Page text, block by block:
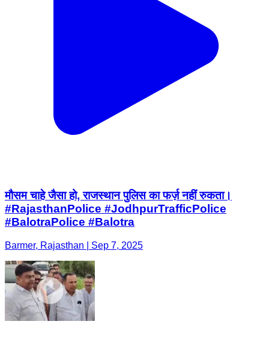
मौसम चाहे जैसा हो, राजस्थान पुलिस का फर्ज़ नहीं रुकता।
#RajasthanPolice #JodhpurTrafficPolice
#BalotraPolice #Balotra
Barmer, Rajasthan | Sep 7, 2025